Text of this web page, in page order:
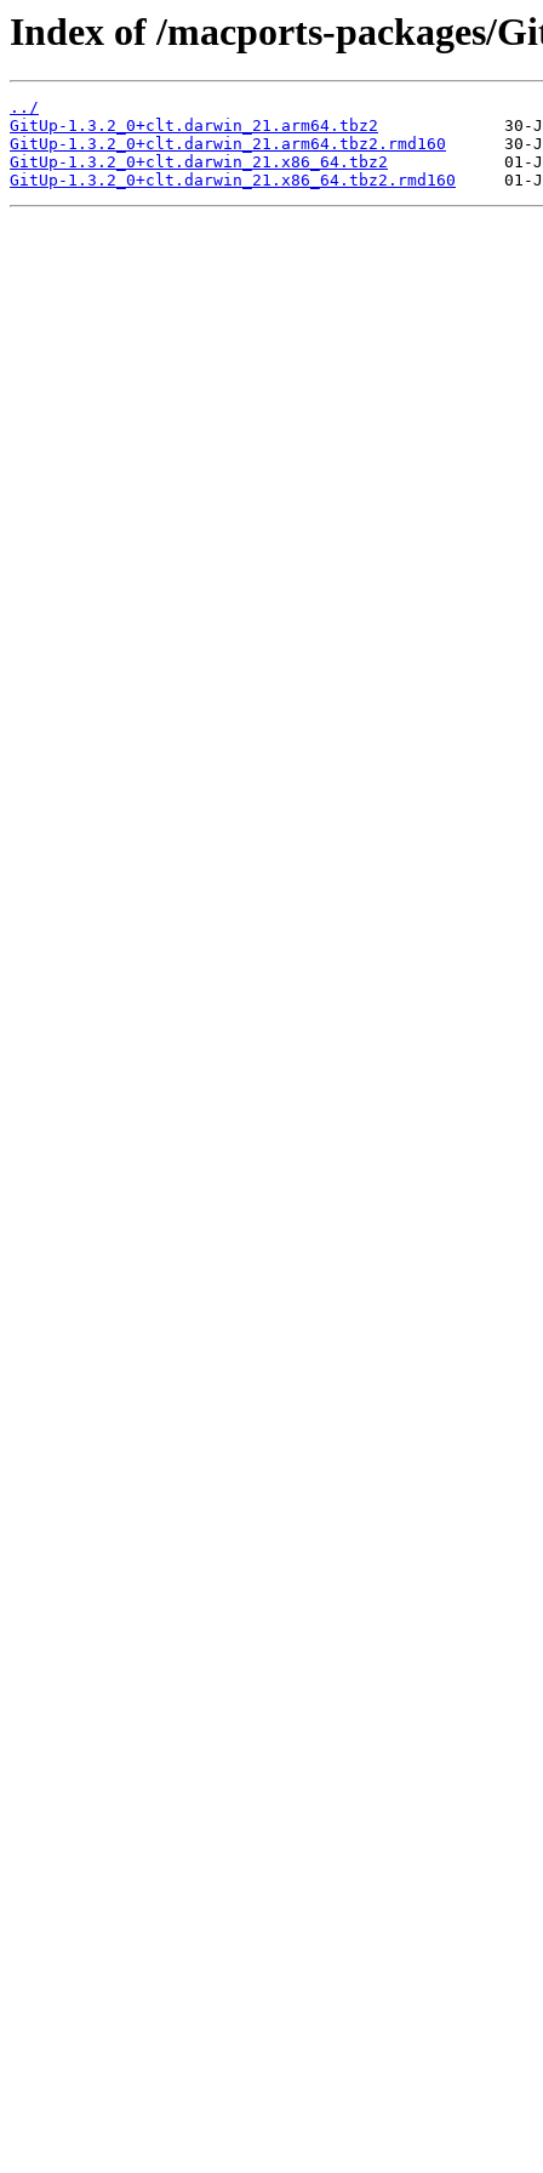
Index of /macports-packages/
../
GitUp-1.3.2_0+clt.darwin_21.arm64.tbz2
GitUp-1.3.2_0+clt.darwin_21.arm64.tbz2.rmd160
GitUp-1.3.2_0+clt.darwin_21.x86_64.tbz2
GitUp-1.3.2_0+clt.darwin_21.x86_64.tbz2.rmd160